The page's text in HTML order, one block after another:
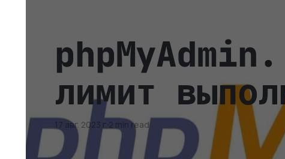
лимит
17 авг. 2023 г. 2 min read